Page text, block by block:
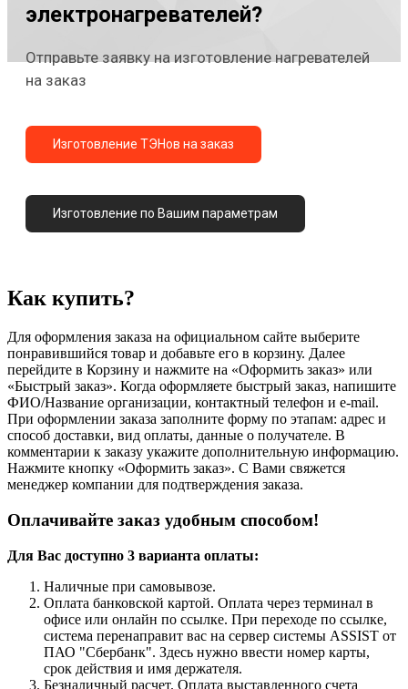
электронагревателей?
Отправьте заявку на изготовление нагревателей
на заказ
Изготовление ТЭНов на заказ
Изготовление по Вашим параметрам
Как купить?
Для оформления заказа на официальном сайте выберите
понравившийся товар и добавьте его в корзину. Далее
перейдите в Корзину и нажмите на «Оформить заказ» или
«Быстрый заказ». Когда оформляете быстрый заказ, напишите
ФИО/Название организации, контактный телефон и e-mail.
При оформлении заказа заполните форму по этапам: адрес и
способ доставки, вид оплаты, данные о получателе. В
комментарии к заказу укажите дополнительную информацию.
Нажмите кнопку «Оформить заказ». С Вами свяжется
менеджер компании для подтверждения заказа.
Оплачивайте заказ удобным способом!
Для Вас доступно 3 варианта оплаты:
Наличные при самовывозе.
Оплата банковской картой. Оплата через терминал в
офисе или онлайн по ссылке. При переходе по ссылке,
система перенаправит вас на сервер системы ASSIST от
ПАО "Сбербанк". Здесь нужно ввести номер карты,
срок действия и имя держателя.
Безналичный расчет. Оплата выставленного счета